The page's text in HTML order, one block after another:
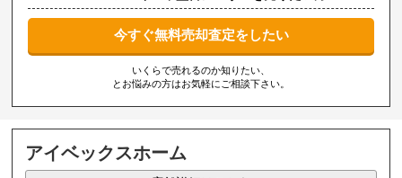
今すぐ無料売却査定をしたい
いくらで売れるのか知りたい、
とお悩みの方はお気軽にご相談下さい。
アイベックスホーム